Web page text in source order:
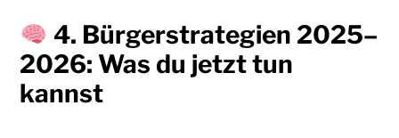
4. Bürgerstrategien 2025–
2026: Was du jetzt tun
kannst